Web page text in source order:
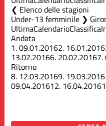
Elenco delle stagioni
Under-13 femminile ❯
UltimaCalendarioClassifica
Andata
1.09.01.20162. 16.01.2016
13.02.20166. 20.02.20167.
Ritorno
8. 12.03.20169. 19.03.2016
09.04.201612. 16.04.2016